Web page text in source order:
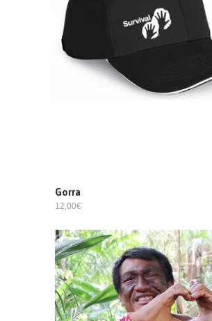
Gorra
12,00€